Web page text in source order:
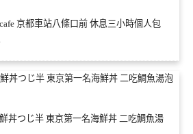
京都車站八條口前 休息三小時個人包
丼つじ半 東京第一名海鮮丼 二吃鯛魚湯